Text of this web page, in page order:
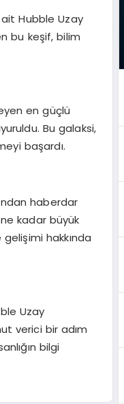
ait Hubble Uzay
bu keşif, bilim
en güçlü
Bu galaksi,
başardı.
haberdar
kadar büyük
hakkında
Uzay
verici bir adım
bilgi